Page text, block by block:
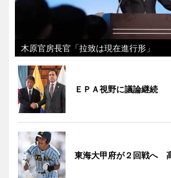
木原官房長官「拉致は現在進行形」
ＥＰＡ視野に議論継続
東海大甲府が２回戦へ